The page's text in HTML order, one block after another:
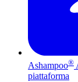
Ashampoo®
piattaforma